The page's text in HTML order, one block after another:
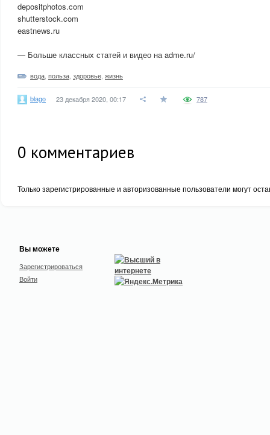
depositphotos.com
shutterstock.com
eastnews.ru
— Больше классных статей и видео на adme.ru/
вода польза здоровье жизнь
blago 23 декабря 2020, 00:17 787
0 комментариев
Только зарегистрированные и авторизованные пользователи могут
Вы можете
Зарегистрироваться
Войти